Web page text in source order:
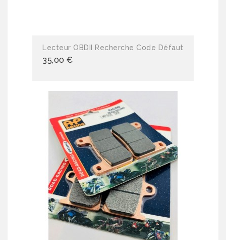
Lecteur OBDII Recherche Code Défaut
35,00 €